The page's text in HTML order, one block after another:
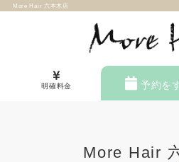
More Hair 六本木店
明確料金 予約を
More Hair